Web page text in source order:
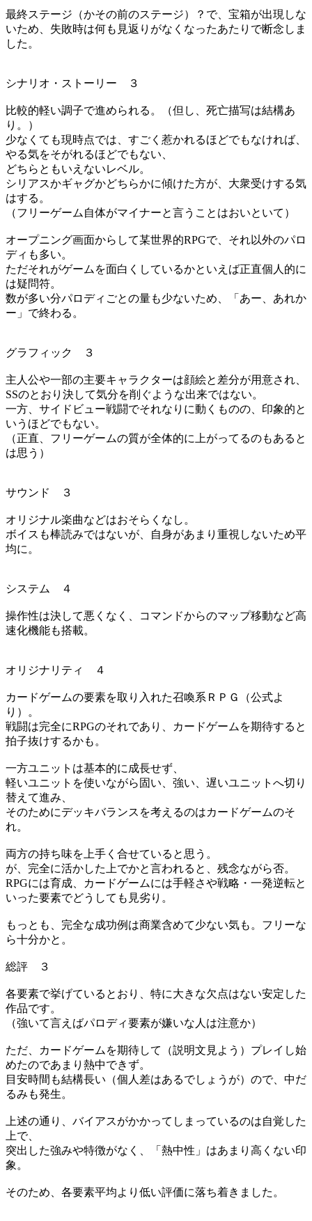
最終ステージ（かその前のステージ）？で、宝箱が出現しな
いため、失敗時は何も見返りがなくなったあたりで断念しま
した。
シナリオ・ストーリー ３
比較的軽い調子で進められる。（但し、死亡描写は結構あ
り。）
少なくても現時点では、すごく惹かれるほどでもなければ、
やる気をそがれるほどでもない、
どちらともいえないレベル。
シリアスかギャグかどちらかに傾けた方が、大衆受けする気
はする。
（フリーゲーム自体がマイナーと言うことはおいといて）
オープニング画面からして某世界的RPGで、それ以外のパロ
ディも多い。
ただそれがゲームを面白くしているかといえば正直個人的に
は疑問符。
数が多い分パロディごとの量も少ないため、「あー、あれか
ー」で終わる。
グラフィック ３
主人公や一部の主要キャラクターは顔絵と差分が用意され、
SSのとおり決して気分を削ぐような出来ではない。
一方、サイドビュー戦闘でそれなりに動くものの、印象的と
いうほどでもない。
（正直、フリーゲームの質が全体的に上がってるのもあると
は思う）
サウンド ３
オリジナル楽曲などはおそらくなし。
ボイスも棒読みではないが、自身があまり重視しないため平
均に。
システム ４
操作性は決して悪くなく、コマンドからのマップ移動など高
速化機能も搭載。
オリジナリティ ４
カードゲームの要素を取り入れた召喚系ＲＰＧ（公式よ
り）。
戦闘は完全にRPGのそれであり、カードゲームを期待すると
拍子抜けするかも。
一方ユニットは基本的に成長せず、
軽いユニットを使いながら固い、強い、遅いユニットへ切り
替えて進み、
そのためにデッキバランスを考えるのはカードゲームのそ
れ。
両方の持ち味を上手く合せていると思う。
が、完全に活かした上でかと言われると、残念ながら否。
RPGには育成、カードゲームには手軽さや戦略・一発逆転と
いった要素でどうしても見劣り。
もっとも、完全な成功例は商業含めて少ない気も。フリーな
ら十分かと。
総評 ３
各要素で挙げているとおり、特に大きな欠点はない安定した
作品です。
（強いて言えばパロディ要素が嫌いな人は注意か）
ただ、カードゲームを期待して（説明文見よう）プレイし始
めたのであまり熱中できず。
目安時間も結構長い（個人差はあるでしょうが）ので、中だ
るみも発生。
上述の通り、バイアスがかかってしまっているのは自覚した
上で、
突出した強みや特徴がなく、「熱中性」はあまり高くない印
象。
そのため、各要素平均より低い評価に落ち着きました。